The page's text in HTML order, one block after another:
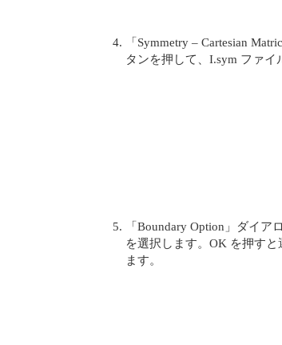
「Symmetry – Cartesian
タンを押して、I.sym ファイ
「Boundary Option」ダイア
を選択します。OK を押す
ます。